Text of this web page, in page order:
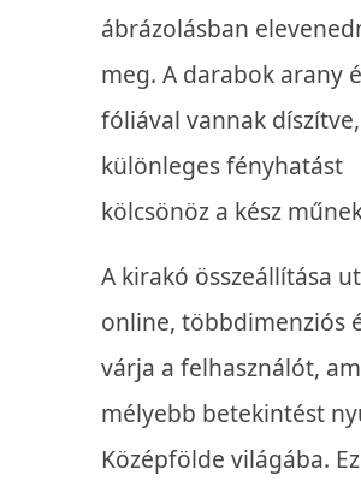
ábrázolásban
meg. A darabok arany
fóliával vannak
különleges fényhatást
kölcsönöz a kész
A kirakó összeállítása
online, többdimenziós
várja a felhasználót,
mélyebb betekintést
Középfölde világába.